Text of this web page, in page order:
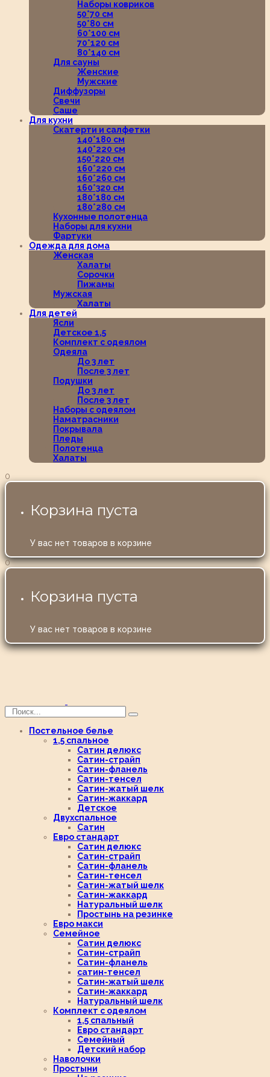
Наборы ковриков
50*70 см
50*80 см
60*100 см
70*120 см
80*140 см
Для сауны
Женские
Мужские
Диффузоры
Свечи
Саше
Для кухни
Скатерти и салфетки
140*180 см
140*220 см
150*220 см
160*220 см
160*260 см
160*320 см
180*180 см
180*280 см
Кухонные полотенца
Наборы для кухни
Фартуки
Одежда для дома
Женская
Халаты
Сорочки
Пижамы
Мужская
Халаты
Для детей
Ясли
Детское 1,5
Комплект с одеялом
Одеяла
До 3 лет
После 3 лет
Подушки
До 3 лет
После 3 лет
Наборы с одеялом
Наматрасники
Покрывала
Пледы
Полотенца
Халаты
0
Корзина пуста
У вас нет товаров в корзине
0
Корзина пуста
У вас нет товаров в корзине
Постельное белье
1,5 спальное
Сатин делюкс
Сатин-страйп
Сатин-фланель
Сатин-тенсел
Сатин-жатый шелк
Сатин-жаккард
Детское
Двухспальное
Сатин
Евро стандарт
Сатин делюкс
Сатин-страйп
Сатин-фланель
Сатин-тенсел
Сатин-жатый шелк
Сатин-жаккард
Натуральный шелк
Простынь на резинке
Евро макси
Семейное
Сатин делюкс
Сатин-страйп
Сатин-фланель
сатин-тенсел
Сатин-жатый шелк
Сатин-жаккард
Натуральный шелк
Комплект с одеялом
1,5 спальный
Евро стандарт
Семейный
Детский набор
Наволочки
Простыни